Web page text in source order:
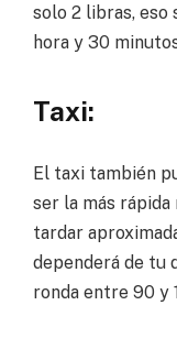
solo 2 libras, eso
hora y 30
Taxi:
El taxi también
ser la más rápida
tardar
dependerá de tu
ronda entre 90 y